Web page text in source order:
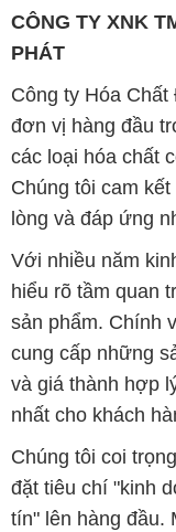
CÔNG TY XNK
PHÁT
Công ty Hóa
đơn vị hàng đầu
các loại hóa chất
Chúng tôi cam
lòng và đáp ứng
Với nhiều năm
hiểu rõ tầm quan
sản phẩm. Chính
cung cấp những
và giá thành hợp
nhất cho khách
Chúng tôi coi
đặt tiêu chí "kinh
tín" lên hàng đầu.